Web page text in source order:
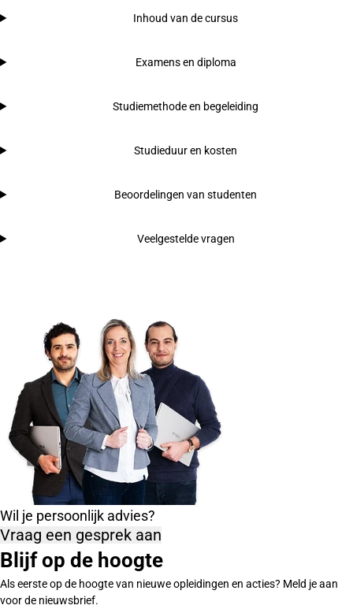
Inhoud van de cursus
Examens en diploma
Studiemethode en begeleiding
Studieduur en kosten
Beoordelingen van studenten
Veelgestelde vragen
Wil je persoonlijk advies?
Vraag een gesprek aan
Blijf op de hoogte
Als eerste op de hoogte van nieuwe opleidingen en acties? Meld je aan
voor de nieuwsbrief.